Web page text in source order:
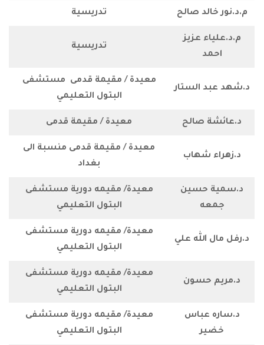
صالح
عزيز
الستار
معيدة / مقيمة قدمى مستشفى
البتول التعليمي
صالح معيدة / مقيمة قدمى
شهاب
معيدة / مقيمة قدمى منسبة الى
حسين
معيدة/ مقيمه دورية مستشفى
البتول التعليمي
علي
معيدة/ مقيمه دورية مستشفى
البتول التعليمي
حسون
معيدة/ مقيمه دورية مستشفى
البتول التعليمي
عباس
معيدة/ مقيمه دورية مستشفى
البتول التعليمي